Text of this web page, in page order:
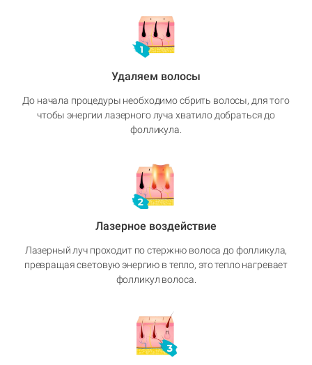
Удаляем волосы
До начала процедуры необходимо сбрить волосы, для того
чтобы энергии лазерного луча хватило добраться до
фолликула.
Лазерное воздействие
Лазерный луч проходит по стержню волоса до фолликула,
превращая световую энергию в тепло, это тепло нагревает
фолликул волоса.